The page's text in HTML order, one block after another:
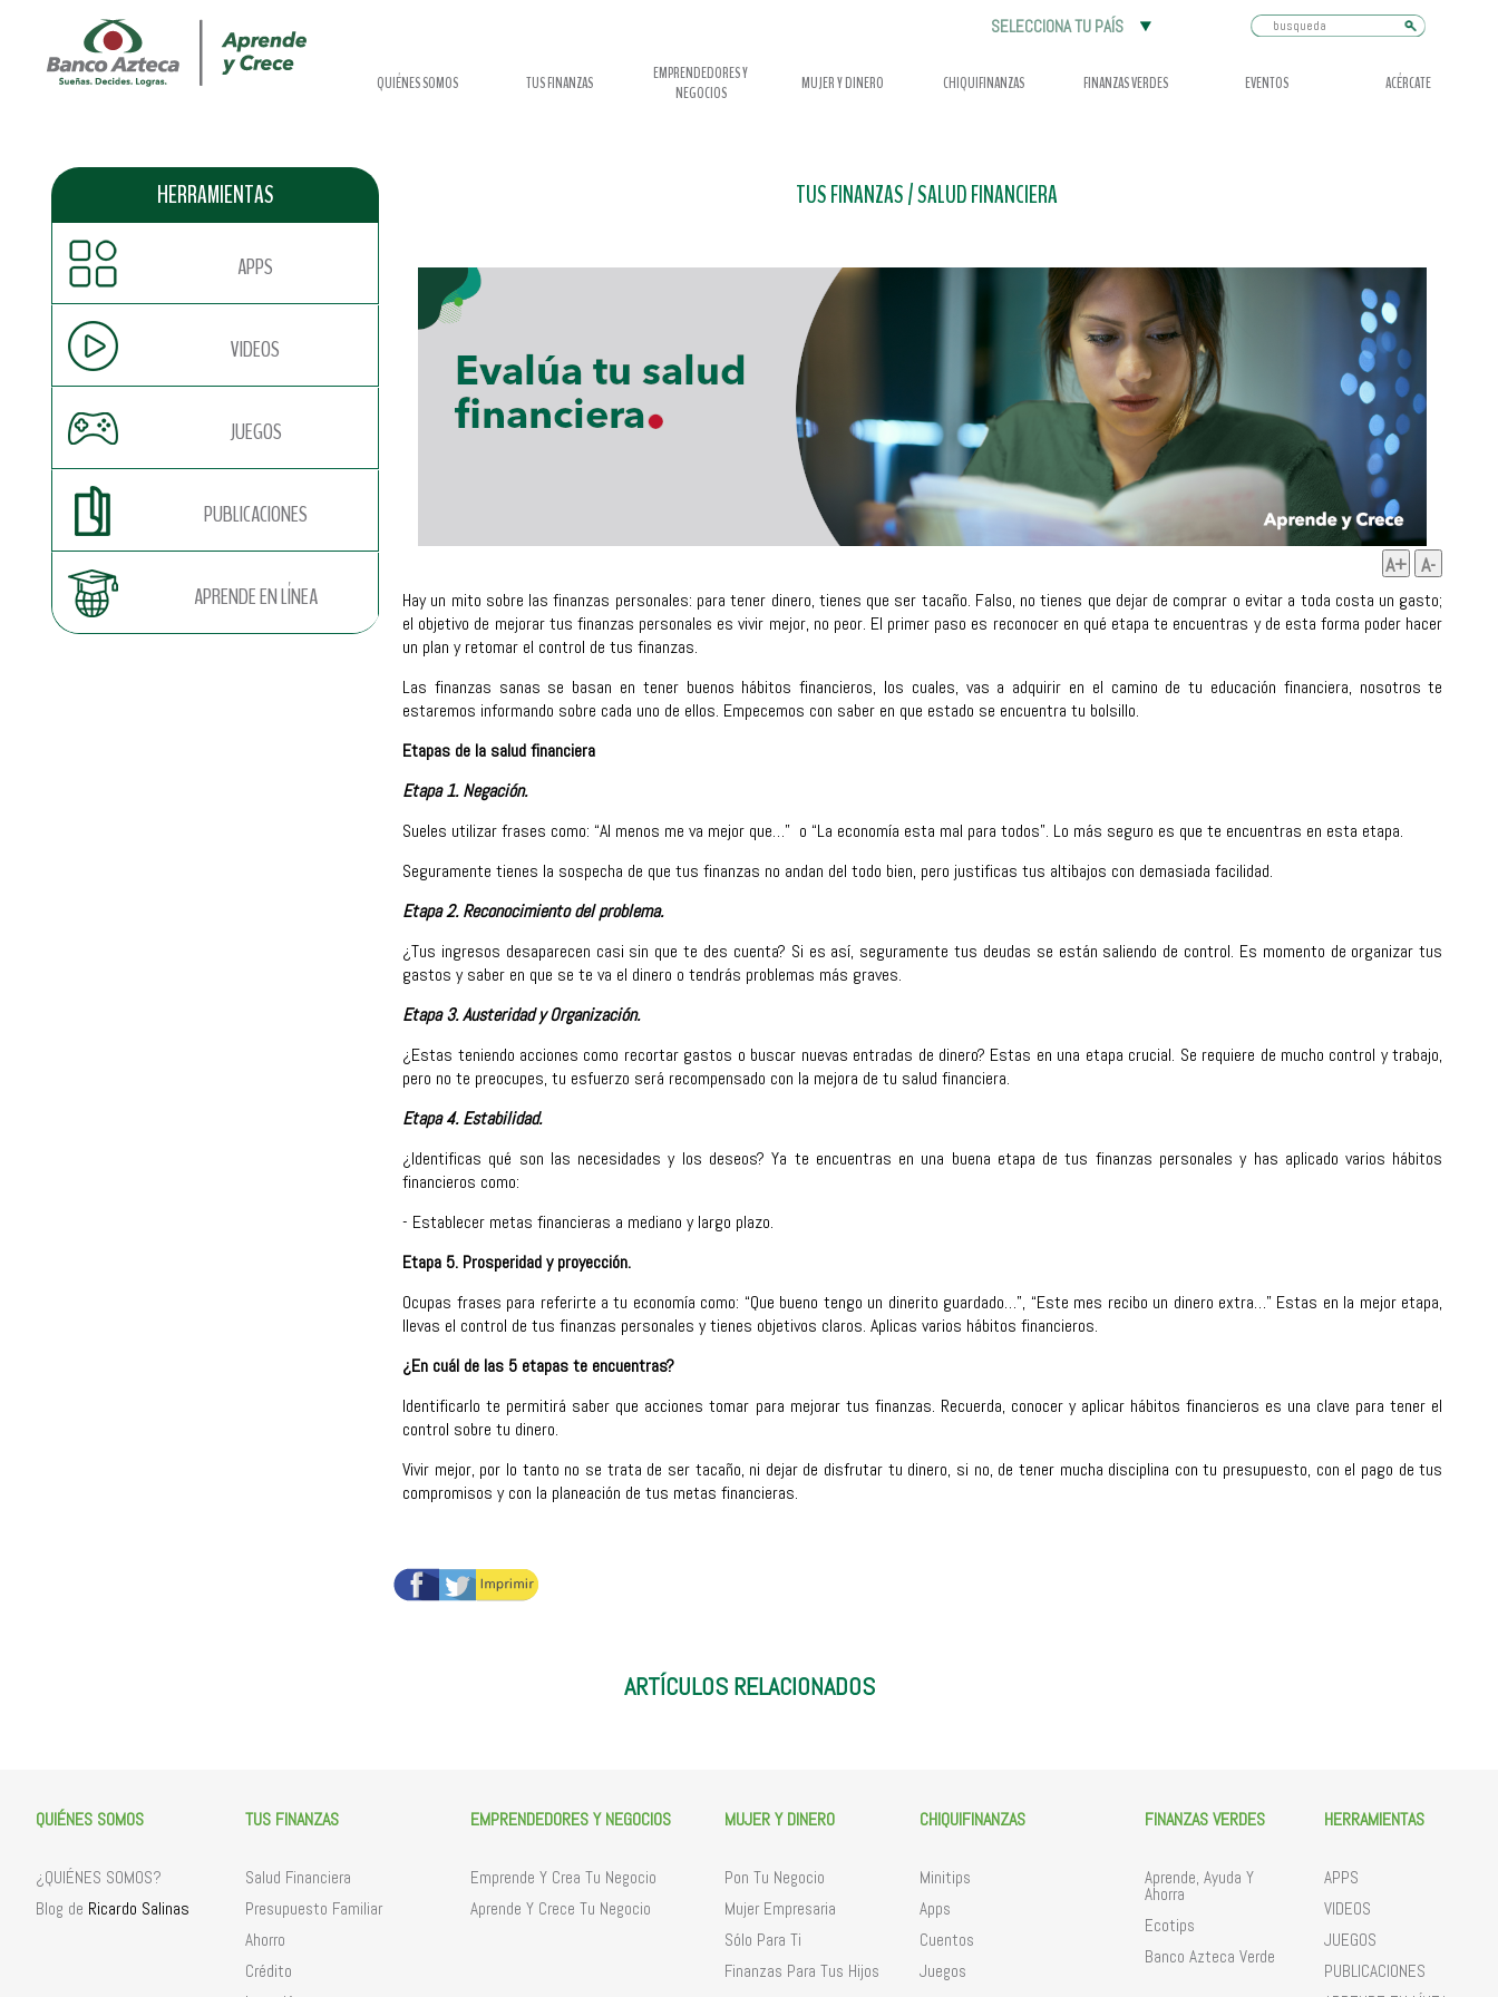
Busqueda
SELECCIONA TU PAÍS
QUIÉNES SOMOS TUS FINANZAS
EMPRENDEDORES Y
NEGOCIOS
MUJER Y DINERO CHIQUIFINANZAS FINANZAS VERDES EVENTOS ACÉRCATE
HERRAMIENTAS
APPS
VIDEOS
JUEGOS
PUBLICACIONES
APRENDE EN LÍNEA
TUS FINANZAS/SALUD FINANCIERA
A+ A-
Hay un mito sobre las finanzas personales: para tener dinero, tienes que ser tacaño. Falso, no tienes que dejar de comprar o evitar a toda costa un gasto;
el objetivo de mejorar tus finanzas personales es vivir mejor, no peor. El primer paso es reconocer en qué etapa te encuentras y de esta forma poder hacer
un plan y retomar el control de tus finanzas.
Las finanzas sanas se basan en tener buenos hábitos financieros, los cuales, vas a adquirir en el camino de tu educación financiera, nosotros te
estaremos informando sobre cada uno de ellos. Empecemos con saber en que estado se encuentra tu bolsillo.
Etapas de la salud financiera
Etapa 1. Negación.
Sueles utilizar frases como: “Al menos me va mejor que…” o “La economía esta mal para todos”. Lo más seguro es que te encuentras en esta etapa.
Seguramente tienes la sospecha de que tus finanzas no andan del todo bien, pero justificas tus altibajos con demasiada facilidad.
Etapa 2. Reconocimiento del problema.
¿Tus ingresos desaparecen casi sin que te des cuenta? Si es así, seguramente tus deudas se están saliendo de control. Es momento de organizar tus
gastos y saber en que se te va el dinero o tendrás problemas más graves.
Etapa 3. Austeridad y Organización.
¿Estas teniendo acciones como recortar gastos o buscar nuevas entradas de dinero? Estas en una etapa crucial. Se requiere de mucho control y trabajo,
pero no te preocupes, tu esfuerzo será recompensado con la mejora de tu salud financiera.
Etapa 4. Estabilidad.
¿Identificas qué son las necesidades y los deseos? Ya te encuentras en una buena etapa de tus finanzas personales y has aplicado varios hábitos
financieros como:
- Establecer metas financieras a mediano y largo plazo.
Etapa 5. Prosperidad y proyección.
Ocupas frases para referirte a tu economía como: “Que bueno tengo un dinerito guardado…”, “Este mes recibo un dinero extra…” Estas en la mejor etapa,
llevas el control de tus finanzas personales y tienes objetivos claros. Aplicas varios hábitos financieros.
¿En cuál de las 5 etapas te encuentras?
Identificarlo te permitirá saber que acciones tomar para mejorar tus finanzas. Recuerda, conocer y aplicar hábitos financieros es una clave para tener el
control sobre tu dinero.
Vivir mejor, por lo tanto no se trata de ser tacaño, ni dejar de disfrutar tu dinero, si no, de tener mucha disciplina con tu presupuesto, con el pago de tus
compromisos y con la planeación de tus metas financieras.
ARTÍCULOS RELACIONADOS
QUIÉNES SOMOS
¿QUIÉNES SOMOS?
Blog de Ricardo Salinas
TUS FINANZAS
Salud Financiera
Presupuesto Familiar
Ahorro
Crédito
EMPRENDEDORES Y NEGOCIOS
Emprende Y Crea Tu Negocio
Aprende Y Crece Tu Negocio
MUJER Y DINERO
Pon Tu Negocio
Mujer Empresaria
Sólo Para Ti
Finanzas Para Tus Hijos
CHIQUIFINANZAS
Minitips
Apps
Cuentos
Juegos
FINANZAS VERDES
Aprende, Ayuda Y
Ahorra
Ecotips
Banco Azteca Verde
HERRAMIENTAS
APPS
VIDEOS
JUEGOS
PUBLICACIONES